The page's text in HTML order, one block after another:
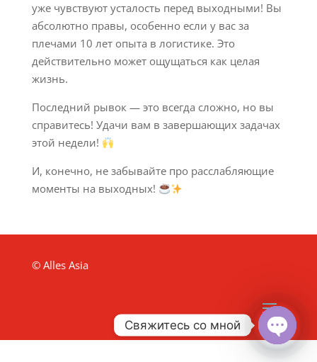
уже чувствуют усталость перед выходными! Вы
абсолютно правы, особенно если у вас за
плечами 10 лет опыта в логистике. Это
действительно может ощущаться как целая
жизнь.
Последний рывок — это всегда сложно, но вы
справитесь! Удачи вам в завершающих задачах
этой недели!
И, конечно, не забывайте про расслабляющие
моменты на выходных!
© Alles Asia
Свяжитесь со мной